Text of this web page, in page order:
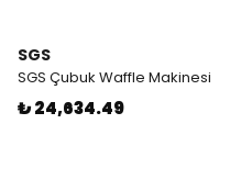
SGS
SGS Çubuk Waffle Makinesi
₺ 24,634.49